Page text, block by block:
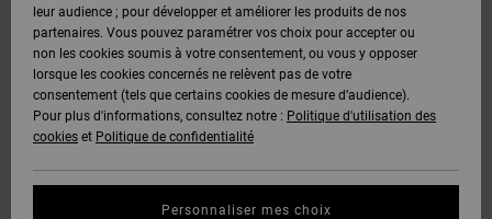
leur audience ; pour développer et améliorer les produits de nos
partenaires. Vous pouvez paramétrer vos choix pour accepter ou
non les cookies soumis à votre consentement, ou vous y opposer
lorsque les cookies concernés ne relèvent pas de votre
consentement (tels que certains cookies de mesure d’audience).
Pour plus d'informations, consultez notre : Politique d'utilisation des
cookies et Politique de confidentialité
Personnaliser mes choix